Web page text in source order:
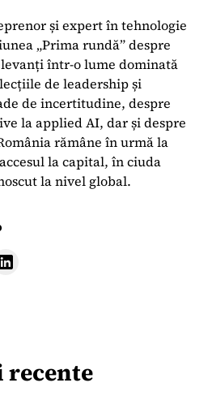
și expert în tehnologie
„Prima rundă” despre
într-o lume dominată
de leadership și
de incertitudine, despre
la applied AI, dar și despre
rămâne în urmă la
la capital, în ciuda
la nivel global.